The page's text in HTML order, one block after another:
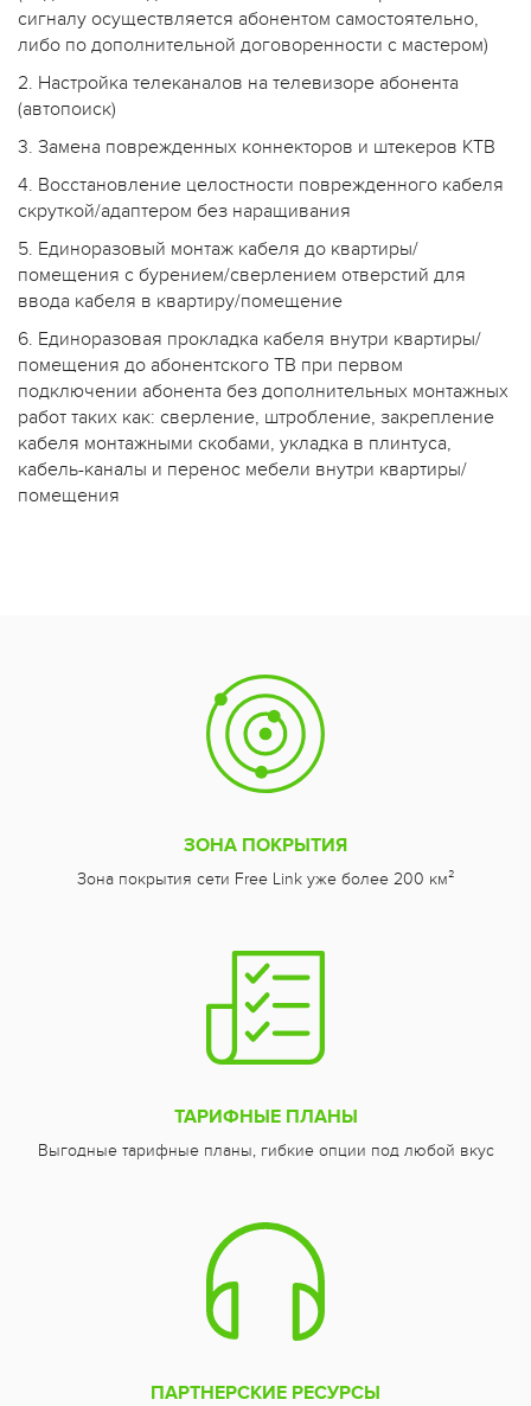
сигналу осуществляется абонентом самостоятельно,
либо по дополнительной договоренности с мастером)
2. Настройка телеканалов на телевизоре абонента
(автопоиск)
3. Замена поврежденных коннекторов и штекеров КТВ
4. Восстановление целостности поврежденного кабеля
скруткой/адаптером без наращивания
5. Единоразовый монтаж кабеля до квартиры/
помещения с бурением/сверлением отверстий для
ввода кабеля в квартиру/помещение
6. Единоразовая прокладка кабеля внутри квартиры/
помещения до абонентского ТВ при первом
подключении абонента без дополнительных монтажных
работ таких как: сверление, штробление, закрепление
кабеля монтажными скобами, укладка в плинтуса,
кабель-каналы и перенос мебели внутри квартиры/
помещения
ЗОНА ПОКРЫТИЯ
Зона покрытия сети Free Link уже более 200 км²
ТАРИФНЫЕ ПЛАНЫ
Выгодные тарифные планы, гибкие опции под любой вкус
ПАРТНЕРСКИЕ РЕСУРСЫ